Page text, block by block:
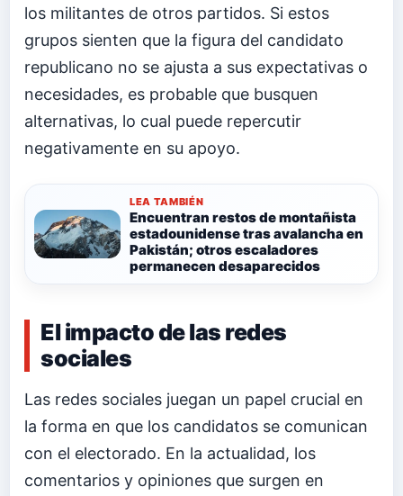
los militantes de otros partidos. Si estos
grupos sienten que la figura del candidato
republicano no se ajusta a sus expectativas o
necesidades, es probable que busquen
alternativas, lo cual puede repercutir
negativamente en su apoyo.
LEA TAMBIÉN
Encuentran restos de montañista
estadounidense tras avalancha en
Pakistán; otros escaladores
permanecen desaparecidos
El impacto de las redes
sociales
Las redes sociales juegan un papel crucial en
la forma en que los candidatos se comunican
con el electorado. En la actualidad, los
comentarios y opiniones que surgen en